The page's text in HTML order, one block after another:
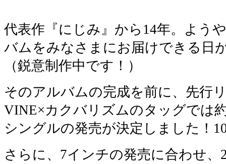
代表作『にじみ』から14年。よう
バムをみなさまにお届けできる日
（鋭意制作中です！）
そのアルバムの完成を前に、先行
VINE×カクバリズムのタッグでは
シングルの発売が決定しました！
さらに、7インチの発売に合わせ、